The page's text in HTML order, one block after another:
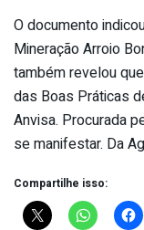
O documento
Mineração Arroio
também revelou
das Boas Práticas
Anvisa. Procurada
se manifestar. Da
Compartilhe isso: